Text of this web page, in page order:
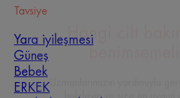
Tavsiye
Yara iyileşmesi
Güneş
Bebek
ERKEK